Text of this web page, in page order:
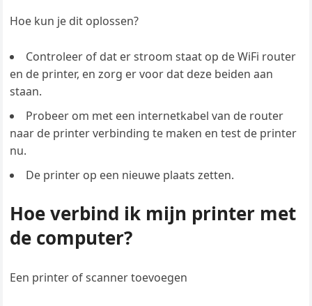
Hoe kun je dit oplossen?
Controleer of dat er stroom staat op de WiFi router
en de printer, en zorg er voor dat deze beiden aan
staan.
Probeer om met een internetkabel van de router
naar de printer verbinding te maken en test de printer
nu.
De printer op een nieuwe plaats zetten.
Hoe verbind ik mijn printer met
de computer?
Een printer of scanner toevoegen